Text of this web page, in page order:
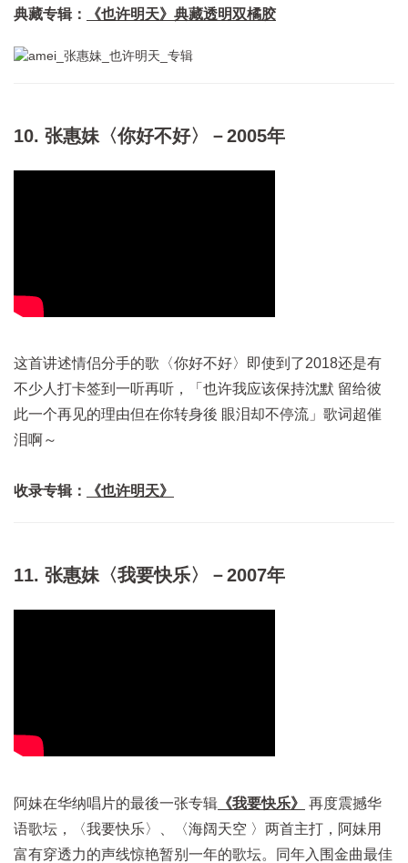
典藏专辑： 《也许明天》 典藏透明双橘胶
10. 张惠妹〈你好不好〉－2005年
这首讲述情侣分手的歌〈你好不好〉即使到了2018还是有
不少人打卡签到一听再听，「也许我应该保持沈默 留给彼
此一个再见的理由但在你转身後 眼泪却不停流」歌词超催
泪啊～
收录专辑： 《也许明天》
11. 张惠妹〈我要快乐〉－2007年
阿妹在华纳唱片的最後一张专辑 《我要快乐》
再度震撼华
语歌坛，〈我要快乐〉、〈海阔天空 〉两首主打，阿妹用
富有穿透力的声线惊艳暂别一年的歌坛。同年入围金曲最佳